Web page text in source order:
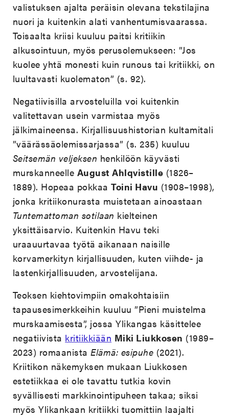
valistuksen ajalta peräisin olevana tekstilajina
nuori ja kuitenkin alati vanhentumisvaarassa.
Toisaalta kriisi kuuluu paitsi kritiikin
alkusointuun, myös perusolemukseen: ”Jos
kuolee yhtä monesti kuin runous tai kritiikki, on
luultavasti kuolematon” (s. 92).
Negatiivisilla arvosteluilla voi kuitenkin
valitettavan usein varmistaa myös
jälkimaineensa. Kirjallisuushistorian kultamitali
”väärässäolemissarjassa” (s. 235) kuuluu
Seitsemän veljeksen henkilöön käyvästi
murskanneelle August Ahlqvistille (1826–
1889). Hopeaa pokkaaToini Havu (1908–1998),
jonka kritiikonurasta muistetaan ainoastaan
Tuntemattoman sotilaan kielteinen
yksittäisarvio. Kuitenkin Havu teki
uraauurtavaa työtä aikanaan naisille
korvamerkityn kirjallisuuden, kuten viihde- ja
lastenkirjallisuuden, arvostelijana.
Teoksen kiehtovimpiin omakohtaisiin
tapausesimerkkeihin kuuluu ”Pieni muistelma
murskaamisesta”, jossa Ylikangas käsittelee
negatiivista kritiikkiään Miki Liukkosen (1989–
2023) romaanistaElämä: esipuhe (2021).
Kriitikon näkemyksen mukaan Liukkosen
estetiikkaa ei ole tavattu tutkia kovin
syvällisesti markkinointipuheen takaa; siksi
myös Ylikankaan kritiikki tuomittiin laajalti